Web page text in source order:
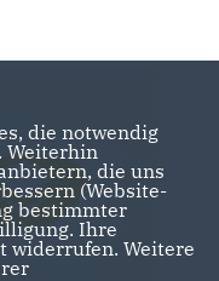
die notwendig
Weiterhin
die uns
(Website-
bestimmter
Ihre
widerrufen. Weitere